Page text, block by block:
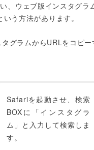
、ウェブ版インスタグラ
う方法があります。
グラムからURLをコピー
Safariを起動させ、検索
BOXに「インスタグラ
ム」と入力して検索しま
す。